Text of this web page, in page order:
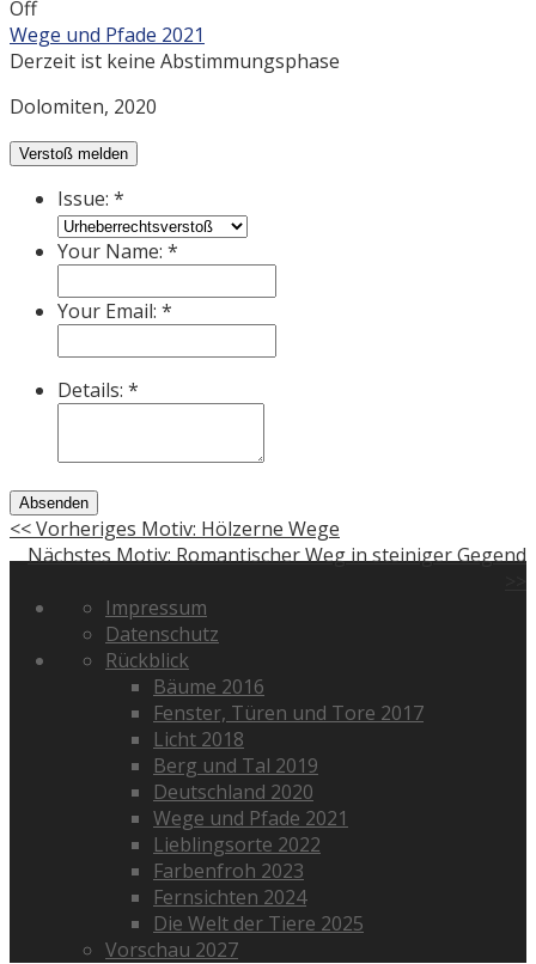
Off
Wege und Pfade 2021
Derzeit ist keine Abstimmungsphase
Dolomiten, 2020
Verstoß melden
Issue: *
Your Name: *
Your Email: *
Details: *
Absenden
<< Vorheriges Motiv: Hölzerne Wege
Nächstes Motiv: Romantischer Weg in steiniger Gegend
Impressum
Datenschutz
Rückblick
Bäume 2016
Fenster, Türen und Tore 2017
Licht 2018
Berg und Tal 2019
Deutschland 2020
Wege und Pfade 2021
Lieblingsorte 2022
Farbenfroh 2023
Fernsichten 2024
Die Welt der Tiere 2025
Vorschau 2027